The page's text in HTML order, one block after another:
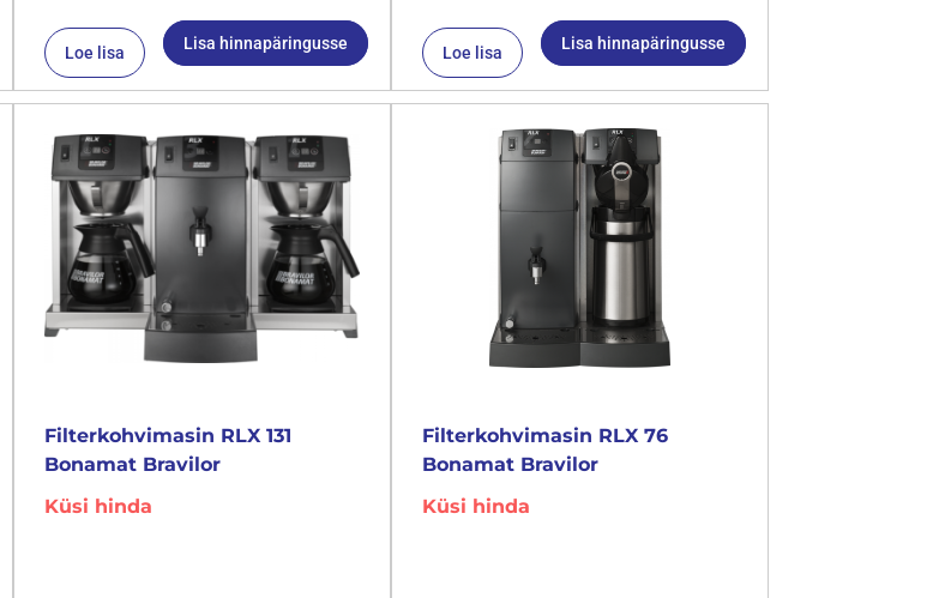
Loe lisa Lisa hinnapäringusse Loe lisa Lisa hinnapäringusse
Filterkohvimasin RLX 131
Bonamat Bravilor
Küsi hinda
Filterkohvimasin RLX 76
Bonamat Bravilor
Küsi hinda